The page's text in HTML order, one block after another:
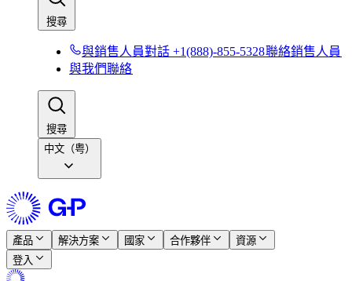
搜尋​​
與銷售人員對話 +1(888)-855-5328​​聯絡銷售人員​​
與我們聯絡​​
搜尋​​
中文（粤）
產品​​ 解決方案​​ 國家​​ 合作夥伴​​
資源​​
登入​​